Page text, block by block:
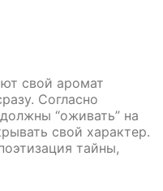
свой аромат
Согласно
“оживать” на
свой характер.
тайны,